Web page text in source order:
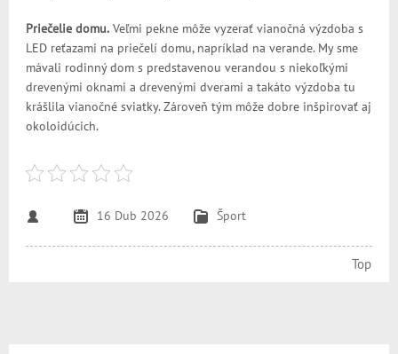
Priečelie domu. Veľmi pekne môže vyzerať vianočná výzdoba s
LED reťazami na priečelí domu, napríklad na verande. My sme
mávali rodinný dom s predstavenou verandou s niekoľkými
drevenými oknami a drevenými dverami a takáto výzdoba tu
krášlila vianočné sviatky. Zároveň tým môže dobre inšpirovať aj
okoloidúcich.
16 Dub 2026 Šport
Top